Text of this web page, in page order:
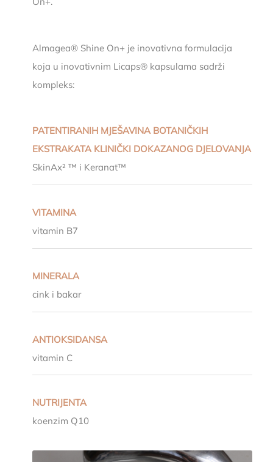
Almagea® Shine On+ je inovativna formulacija
koja u inovativnim Licaps® kapsulama sadrži
kompleks:
PATENTIRANIH MJEŠAVINA BOTANIČKIH
EKSTRAKATA KLINIČKI DOKAZANOG DJELOVANJA
SkinAx² ™ i Keranat™
VITAMINA
vitamin B7
MINERALA
cink i bakar
ANTIOKSIDANSA
vitamin C
NUTRIJENTA
koenzim Q10